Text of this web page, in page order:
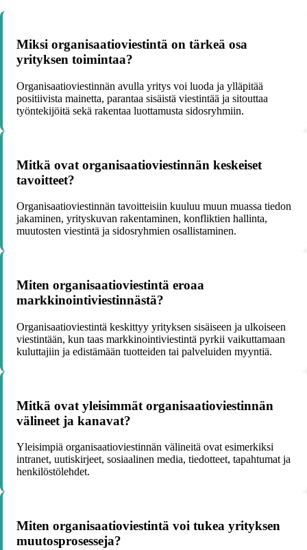
Miksi organisaatioviestintä on tärkeä osa
yrityksen toimintaa?
Organisaatioviestinnän avulla yritys voi luoda ja ylläpitää
positiivista mainetta, parantaa sisäistä viestintää ja sitouttaa
työntekijöitä sekä rakentaa luottamusta sidosryhmiin.
Mitkä ovat organisaatioviestinnän keskeiset
tavoitteet?
Organisaatioviestinnän tavoitteisiin kuuluu muun muassa tiedon
jakaminen, yrityskuvan rakentaminen, konfliktien hallinta,
muutosten viestintä ja sidosryhmien osallistaminen.
Miten organisaatioviestintä eroaa
markkinointiviestinnästä?
Organisaatioviestintä keskittyy yrityksen sisäiseen ja ulkoiseen
viestintään, kun taas markkinointiviestintä pyrkii vaikuttamaan
kuluttajiin ja edistämään tuotteiden tai palveluiden myyntiä.
Mitkä ovat yleisimmät organisaatioviestinnän
välineet ja kanavat?
Yleisimpiä organisaatioviestinnän välineitä ovat esimerkiksi
intranet, uutiskirjeet, sosiaalinen media, tiedotteet, tapahtumat ja
henkilöstölehdet.
Miten organisaatioviestintä voi tukea yrityksen
muutosprosesseja?